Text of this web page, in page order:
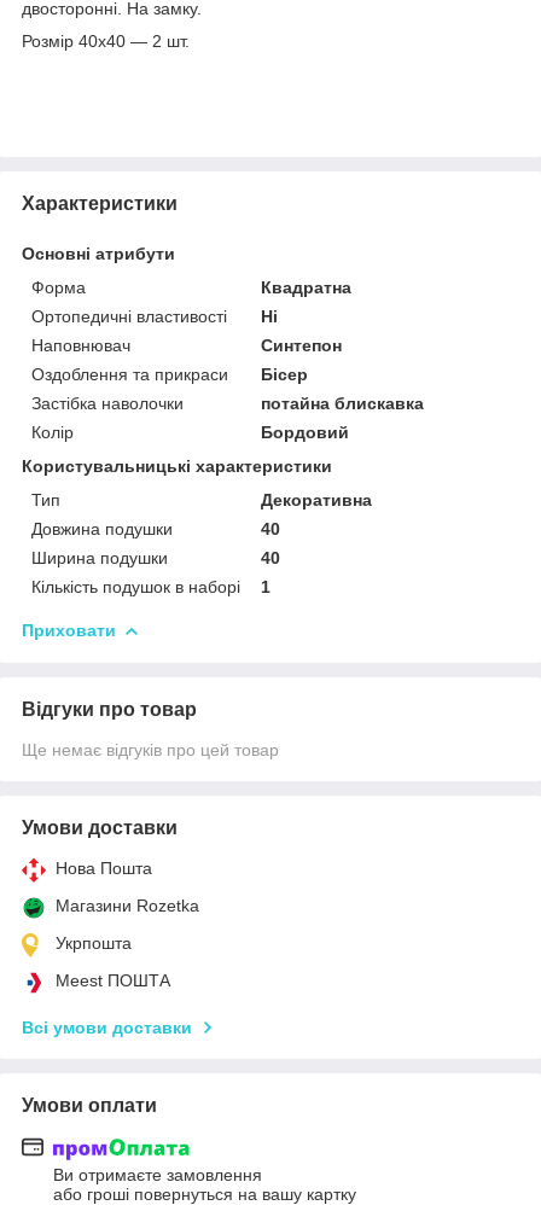
двосторонні. На замку.
Розмір 40х40 — 2 шт.
Характеристики
Основні атрибути
Форма
Квадратна
Ортопедичні властивості
Ні
Наповнювач
Синтепон
Оздоблення та прикраси
Бісер
Застібка наволочки
потайна блискавка
Колір
Бордовий
Користувальницькі характеристики
Тип
Декоративна
Довжина подушки
40
Ширина подушки
40
Кількість подушок в наборі
1
Приховати
Відгуки про товар
Ще немає відгуків про цей товар
Умови доставки
Нова Пошта
Магазини Rozetka
Укрпошта
Meest ПОШТА
Всі умови доставки
Умови оплати
Ви отримаєте замовлення
або гроші повернуться на вашу картку